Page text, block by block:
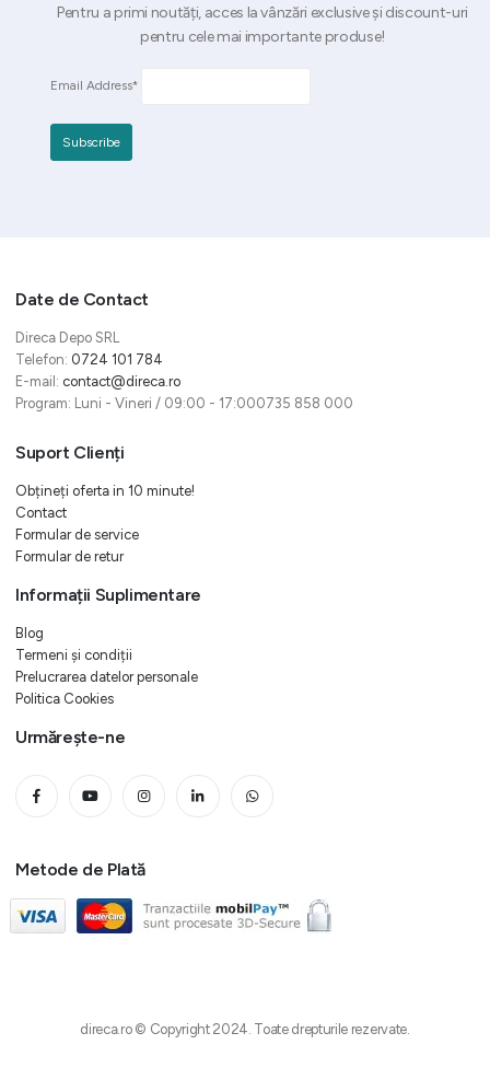
Pentru a primi noutăți, acces la vânzări exclusive și discount-uri
pentru cele mai importante produse!
Email Address*
Date de Contact
Direca Depo SRL
Telefon: 0724 101 784
E-mail: contact@direca.ro
Program: Luni - Vineri / 09:00 - 17:000735 858 000
Suport Clienți
Obțineți oferta in 10 minute!
Contact
Formular de service
Formular de retur
Informații Suplimentare
Blog
Termeni și condiții
Prelucrarea datelor personale
Politica Cookies
Urmărește-ne
Metode de Plată
direca.ro © Copyright 2024. Toate drepturile rezervate.